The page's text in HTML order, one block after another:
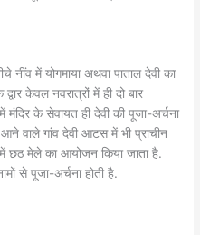
नींव में योगमाया अथवा पाताल देवी का
केवल नवरात्रों में ही दो बार
मंदिर के सेवायत ही देवी की पूजा-अर्चना
वाले गांव देवी आटस में भी प्राचीन
में छठ मेले का आयोजन किया जाता है.
से पूजा-अर्चना होती है.